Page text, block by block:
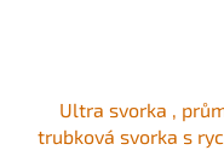
Ultra svorka ,
trubková svorka s